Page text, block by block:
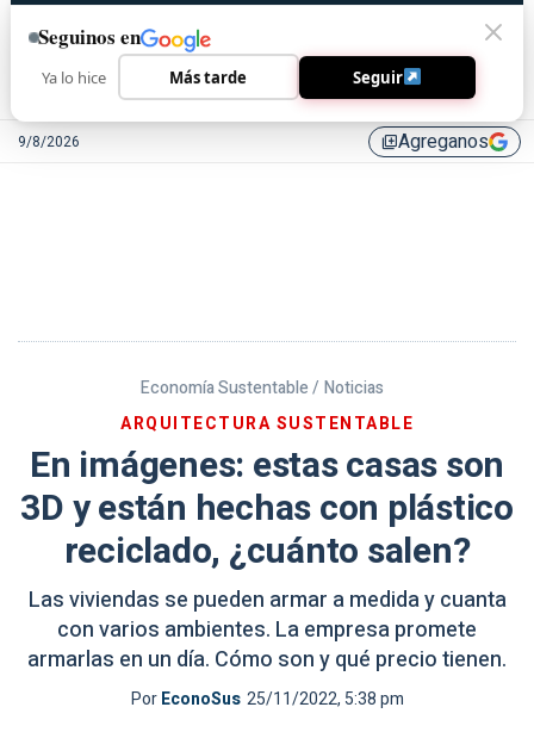
9/8/2026 library_addAgreganos
Economía Sustentable / Noticias
ARQUITECTURA SUSTENTABLE
En imágenes: estas casas son
3D y están hechas con plástico
reciclado, ¿cuánto salen?
Las viviendas se pueden armar a medida y cuanta
con varios ambientes. La empresa promete
armarlas en un día. Cómo son y qué precio tienen.
PorEconoSus 25/11/2022, 5:38 pm
Seguinos en
Ya lo hice Más tarde Seguir